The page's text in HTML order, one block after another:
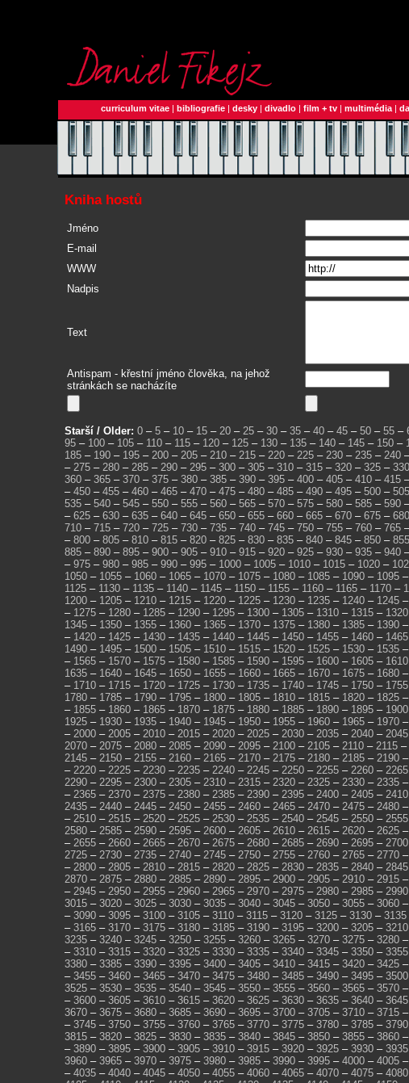
curriculum vitae | bibliografie | desky | divadlo | film + tv | multimédia |
Kniha hostů
Jméno
E-mail
WWW
Nadpis
Text
Antispam - křestní jméno člověka, na jehož
stránkách se nacházíte
Starší / Older: 0 – 5 – 10 – 15 – 20 – 25 – 30 – 35 – 40 – 45 – 50 – 55 –
95 – 100 – 105 – 110 – 115 – 120 – 125 – 130 – 135 – 140 – 145 – 150 –
185 – 190 – 195 – 200 – 205 – 210 – 215 – 220 – 225 – 230 – 235 – 240
– 275 – 280 – 285 – 290 – 295 – 300 – 305 – 310 – 315 – 320 – 325 – 330
360 – 365 – 370 – 375 – 380 – 385 – 390 – 395 – 400 – 405 – 410 – 415
– 450 – 455 – 460 – 465 – 470 – 475 – 480 – 485 – 490 – 495 – 500 – 505
535 – 540 – 545 – 550 – 555 – 560 – 565 – 570 – 575 – 580 – 585 – 590
– 625 – 630 – 635 – 640 – 645 – 650 – 655 – 660 – 665 – 670 – 675 – 680
710 – 715 – 720 – 725 – 730 – 735 – 740 – 745 – 750 – 755 – 760 – 765
– 800 – 805 – 810 – 815 – 820 – 825 – 830 – 835 – 840 – 845 – 850 – 855
885 – 890 – 895 – 900 – 905 – 910 – 915 – 920 – 925 – 930 – 935 – 940
– 975 – 980 – 985 – 990 – 995 – 1000 – 1005 – 1010 – 1015 – 1020 –
1050 – 1055 – 1060 – 1065 – 1070 – 1075 – 1080 – 1085 – 1090 – 1095 –
1125 – 1130 – 1135 – 1140 – 1145 – 1150 – 1155 – 1160 – 1165 – 1170 –
1200 – 1205 – 1210 – 1215 – 1220 – 1225 – 1230 – 1235 – 1240 – 1245 –
– 1275 – 1280 – 1285 – 1290 – 1295 – 1300 – 1305 – 1310 – 1315 – 1320
1345 – 1350 – 1355 – 1360 – 1365 – 1370 – 1375 – 1380 – 1385 – 1390 –
– 1420 – 1425 – 1430 – 1435 – 1440 – 1445 – 1450 – 1455 – 1460 – 1465
1490 – 1495 – 1500 – 1505 – 1510 – 1515 – 1520 – 1525 – 1530 – 1535 –
– 1565 – 1570 – 1575 – 1580 – 1585 – 1590 – 1595 – 1600 – 1605 – 1610
1635 – 1640 – 1645 – 1650 – 1655 – 1660 – 1665 – 1670 – 1675 – 1680 –
– 1710 – 1715 – 1720 – 1725 – 1730 – 1735 – 1740 – 1745 – 1750 – 1755
1780 – 1785 – 1790 – 1795 – 1800 – 1805 – 1810 – 1815 – 1820 – 1825 –
– 1855 – 1860 – 1865 – 1870 – 1875 – 1880 – 1885 – 1890 – 1895 – 1900
1925 – 1930 – 1935 – 1940 – 1945 – 1950 – 1955 – 1960 – 1965 – 1970 –
– 2000 – 2005 – 2010 – 2015 – 2020 – 2025 – 2030 – 2035 – 2040 – 2045
2070 – 2075 – 2080 – 2085 – 2090 – 2095 – 2100 – 2105 – 2110 – 2115 –
2145 – 2150 – 2155 – 2160 – 2165 – 2170 – 2175 – 2180 – 2185 – 2190 –
– 2220 – 2225 – 2230 – 2235 – 2240 – 2245 – 2250 – 2255 – 2260 – 2265
2290 – 2295 – 2300 – 2305 – 2310 – 2315 – 2320 – 2325 – 2330 – 2335 –
– 2365 – 2370 – 2375 – 2380 – 2385 – 2390 – 2395 – 2400 – 2405 – 2410
2435 – 2440 – 2445 – 2450 – 2455 – 2460 – 2465 – 2470 – 2475 – 2480 –
– 2510 – 2515 – 2520 – 2525 – 2530 – 2535 – 2540 – 2545 – 2550 – 2555
2580 – 2585 – 2590 – 2595 – 2600 – 2605 – 2610 – 2615 – 2620 – 2625 –
– 2655 – 2660 – 2665 – 2670 – 2675 – 2680 – 2685 – 2690 – 2695 – 2700
2725 – 2730 – 2735 – 2740 – 2745 – 2750 – 2755 – 2760 – 2765 – 2770 –
– 2800 – 2805 – 2810 – 2815 – 2820 – 2825 – 2830 – 2835 – 2840 – 2845
2870 – 2875 – 2880 – 2885 – 2890 – 2895 – 2900 – 2905 – 2910 – 2915 –
– 2945 – 2950 – 2955 – 2960 – 2965 – 2970 – 2975 – 2980 – 2985 – 2990
3015 – 3020 – 3025 – 3030 – 3035 – 3040 – 3045 – 3050 – 3055 – 3060 –
– 3090 – 3095 – 3100 – 3105 – 3110 – 3115 – 3120 – 3125 – 3130 – 3135
– 3165 – 3170 – 3175 – 3180 – 3185 – 3190 – 3195 – 3200 – 3205 – 3210
3235 – 3240 – 3245 – 3250 – 3255 – 3260 – 3265 – 3270 – 3275 – 3280 –
– 3310 – 3315 – 3320 – 3325 – 3330 – 3335 – 3340 – 3345 – 3350 – 3355
3380 – 3385 – 3390 – 3395 – 3400 – 3405 – 3410 – 3415 – 3420 – 3425 –
– 3455 – 3460 – 3465 – 3470 – 3475 – 3480 – 3485 – 3490 – 3495 – 3500
3525 – 3530 – 3535 – 3540 – 3545 – 3550 – 3555 – 3560 – 3565 – 3570 –
– 3600 – 3605 – 3610 – 3615 – 3620 – 3625 – 3630 – 3635 – 3640 – 3645
3670 – 3675 – 3680 – 3685 – 3690 – 3695 – 3700 – 3705 – 3710 – 3715 –
– 3745 – 3750 – 3755 – 3760 – 3765 – 3770 – 3775 – 3780 – 3785 – 3790
3815 – 3820 – 3825 – 3830 – 3835 – 3840 – 3845 – 3850 – 3855 – 3860 –
– 3890 – 3895 – 3900 – 3905 – 3910 – 3915 – 3920 – 3925 – 3930 – 3935
3960 – 3965 – 3970 – 3975 – 3980 – 3985 – 3990 – 3995 – 4000 – 4005 –
– 4035 – 4040 – 4045 – 4050 – 4055 – 4060 – 4065 – 4070 – 4075 – 4080